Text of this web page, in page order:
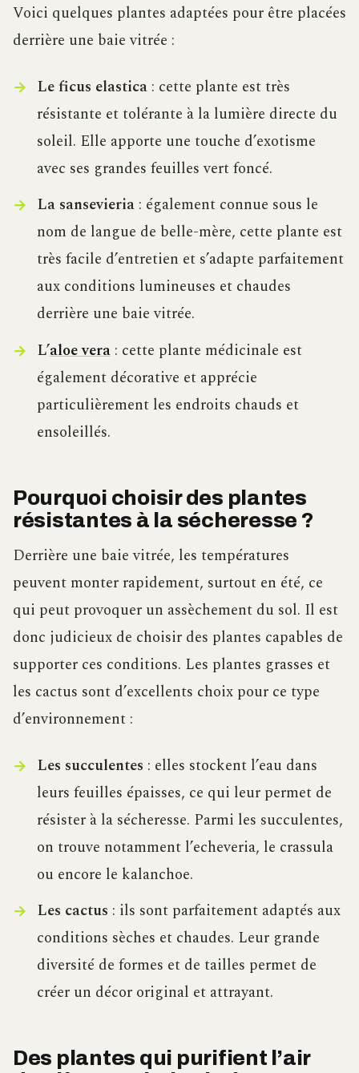
Voici quelques plantes adaptées pour être placées
derrière une baie vitrée :
Le ficus elastica: cette plante est très
résistante et tolérante à la lumière directe du
soleil. Elle apporte une touche d’exotisme
avec ses grandes feuilles vert foncé.
La sansevieria: également connue sous le
nom de langue de belle-mère, cette plante est
très facile d’entretien et s’adapte parfaitement
aux conditions lumineuses et chaudes
derrière une baie vitrée.
L’aloe vera: cette plante médicinale est
également décorative et apprécie
particulièrement les endroits chauds et
ensoleillés.
Pourquoi choisir des plantes
résistantes à la sécheresse ?
Derrière une baie vitrée, les températures
peuvent monter rapidement, surtout en été, ce
qui peut provoquer un assèchement du sol. Il est
donc judicieux de choisir des plantes capables de
supporter ces conditions. Les plantes grasses et
les cactus sont d’excellents choix pour ce type
d’environnement :
Les succulentes : elles stockent l’eau dans
leurs feuilles épaisses, ce qui leur permet de
résister à la sécheresse. Parmi les succulentes,
on trouve notamment l’echeveria, le crassula
ou encore le kalanchoe.
Les cactus : ils sont parfaitement adaptés aux
conditions sèches et chaudes. Leur grande
diversité de formes et de tailles permet de
créer un décor original et attrayant.
Des plantes qui purifient l’air